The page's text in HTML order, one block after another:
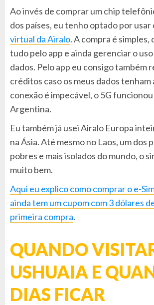
Ao invés de comprar um chip
dos países, eu tenho optado por usar
virtual da Airalo. A compra é simples,
tudo pelo app e ainda gerenciar o
dados. Pelo app eu consigo também
créditos caso os meus dados tenham
conexão é impecável, o 5G
Argentina.
Eu também já usei Airalo Europa
na Ásia. Até mesmo no Laos, um dos
pobres e mais isolados do mundo, o
muito bem.
Aqui eu explico como comprar o e-
ainda tem um cupom com 3 dólares
primeira compra.
QUANDO
USHUAIA E
DIAS FICAR